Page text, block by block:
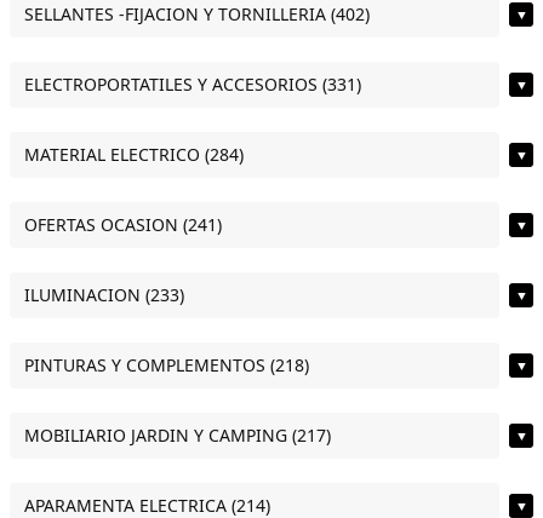
SELLANTES -FIJACION Y TORNILLERIA (402) ▼
ELECTROPORTATILES Y ACCESORIOS (331) ▼
MATERIAL ELECTRICO (284) ▼
OFERTAS OCASION (241) ▼
ILUMINACION (233) ▼
PINTURAS Y COMPLEMENTOS (218) ▼
MOBILIARIO JARDIN Y CAMPING (217) ▼
APARAMENTA ELECTRICA (214) ▼